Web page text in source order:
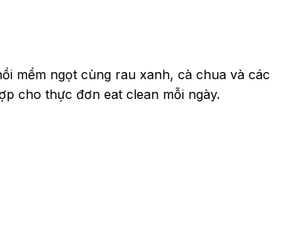
mềm ngọt cùng rau xanh, cà chua và các
cho thực đơn eat clean mỗi ngày.